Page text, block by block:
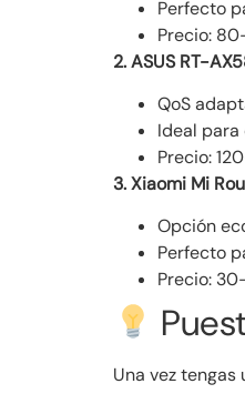
Perfecto
Precio:
2. ASUS RT-
QoS
Ideal para
Precio:
3. Xiaomi Mi
Opción
Perfecto
Precio:
Una vez